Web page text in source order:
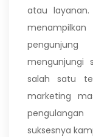
atau
mengunjungi
salah satu
marketing
suksesnya